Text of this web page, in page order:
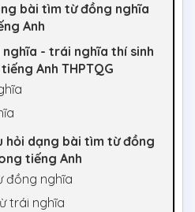
bài tìm từ đồng nghĩa
Anh
- trái nghĩa thí sinh
Anh THPTQG
hỏi dạng bài tìm từ đồng
tiếng Anh
đồng nghĩa
trái nghĩa